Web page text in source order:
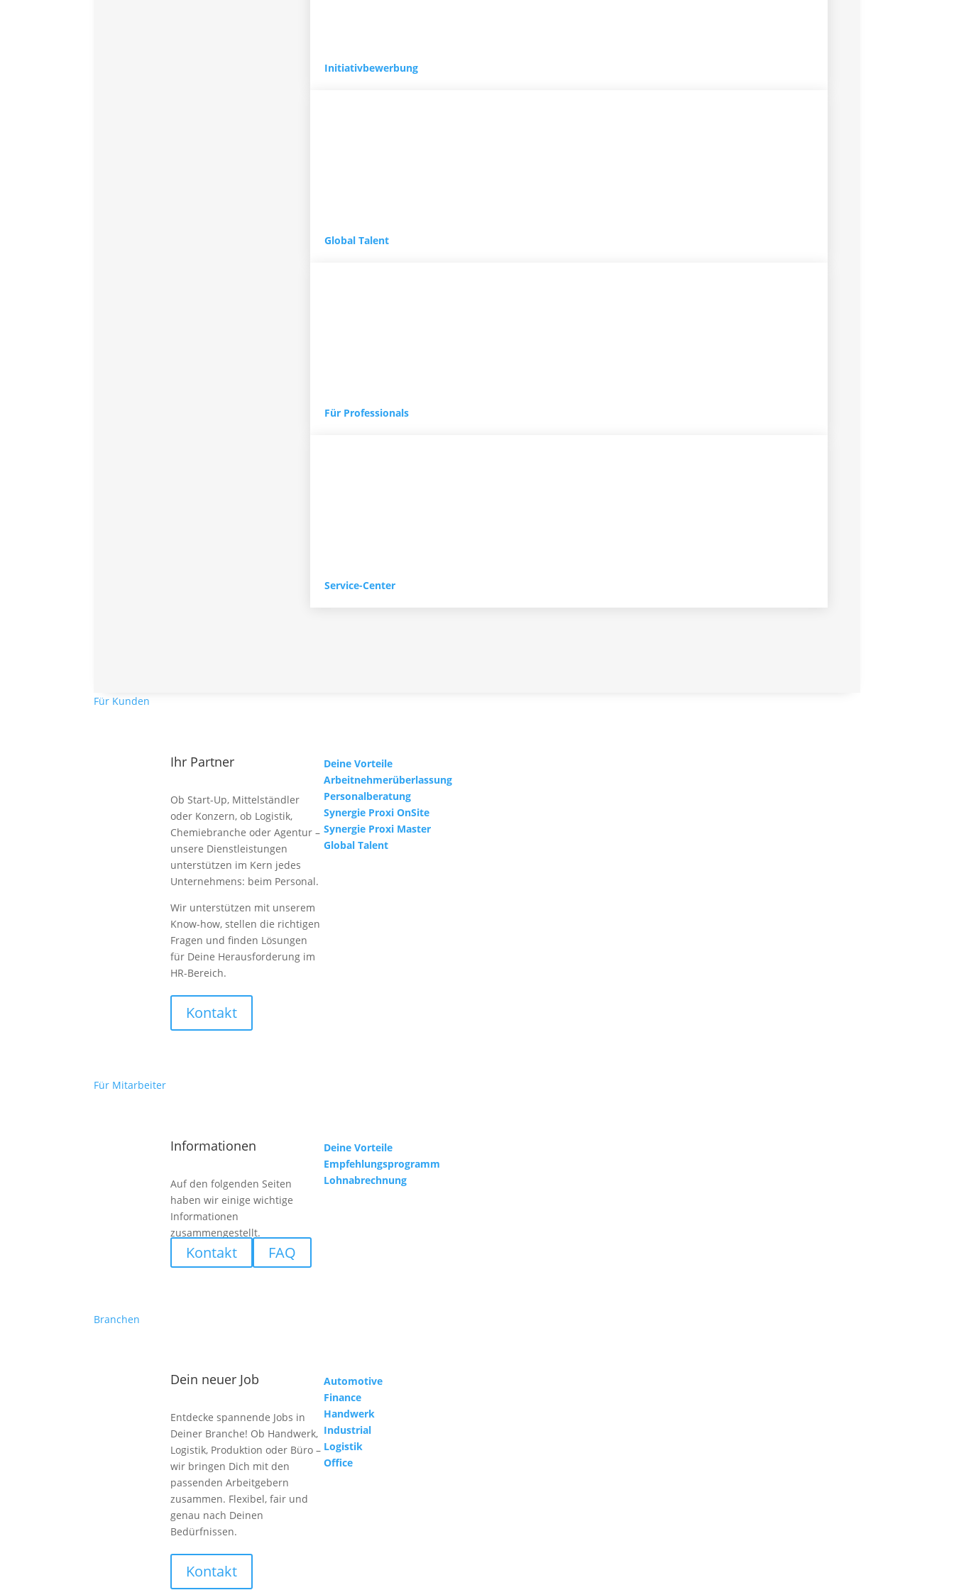
Initiativbewerbung
Global Talent
Für Professionals
Service-Center
Für Kunden
Ihr Partner
Ob Start-Up, Mittelständler
oder Konzern, ob Logistik,
Chemiebranche oder Agentur –
unsere Dienstleistungen
unterstützen im Kern jedes
Unternehmens: beim Personal.
Wir unterstützen mit unserem
Know-how, stellen die richtigen
Fragen und finden Lösungen
für Deine Herausforderung im
HR-Bereich.
Kontakt
Deine Vorteile
Arbeitnehmerüberlassung
Personalberatung
Synergie Proxi OnSite
Synergie Proxi Master
Global Talent
Für Mitarbeiter
Informationen
Auf den folgenden Seiten
haben wir einige wichtige
Informationen
zusammengestellt.
Kontakt FAQ
Deine Vorteile
Empfehlungsprogramm
Lohnabrechnung
Branchen
Dein neuer Job
Entdecke spannende Jobs in
Deiner Branche! Ob Handwerk,
Logistik, Produktion oder Büro –
wir bringen Dich mit den
passenden Arbeitgebern
zusammen. Flexibel, fair und
genau nach Deinen
Bedürfnissen.
Kontakt
Automotive
Finance
Handwerk
Industrial
Logistik
Office
Dreher (m/w/d) Flugzeugbau